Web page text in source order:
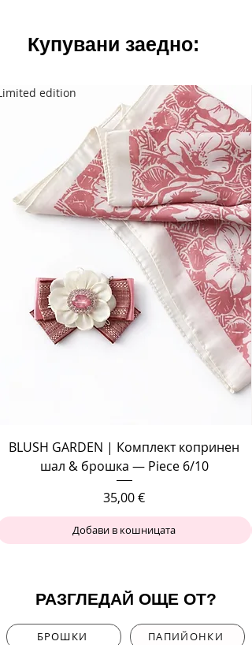
Купувани заедно:
edition
BLUSH GARDEN | Комплект копринен
шал & брошка — Piece 6/10
Цена
35,00 €
Добави в кошницата
РАЗГЛЕДАЙ ОЩЕ ОТ?
БРОШКИ ПАПИЙОНКИ